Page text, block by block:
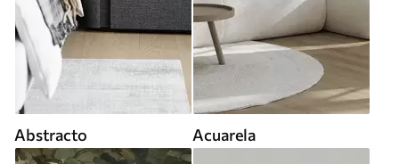
Abstracto Acuarela